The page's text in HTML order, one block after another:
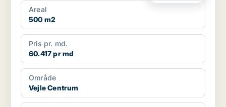
Areal
500 m2
Pris pr. md.
60.417 pr md
Område
Vejle Centrum